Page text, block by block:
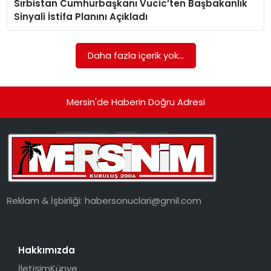
EKONOMI
Sırbistan Cumhurbaşkanı Vucic’ten Başbakanlık
Sinyali İstifa Planını Açıkladı
Daha fazla içerik yok...
Mersin'de Haberin Doğru Adresi
Reklam & İşbirliği:habersonuclari@gmil.com
Hakkımızda
İletişimKünye